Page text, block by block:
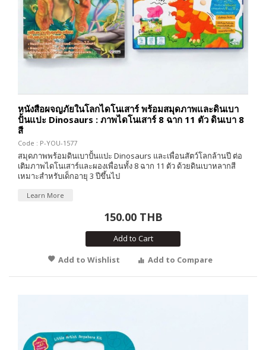
หนังสือผจญภัยในโลกไดโนเสาร์ พร้อมสมุดภาพและดินเบา
ปั้นแปะ Dinosaurs : ภาพไดโนเสาร์ 8 ฉาก 11 ตัว ดินเบา 8
สี
Code : P-YOU-1577
สมุดภาพพร้อมดินเบาปั้นแปะ Dinosaurs และเพื่อนสัตว์โลกล้านปี ต่อ
เติมภาพไดโนเสาร์และผองเพื่อนทั้ง 8 ฉาก 11 ตัว ด้วยดินเบาหลากสี
เหมาะสำหรับเด็กอายุ 3 ปีขึ้นไป
Learn More
150.00 THB
Add to Cart
Add to Wishlist
Add to Compare